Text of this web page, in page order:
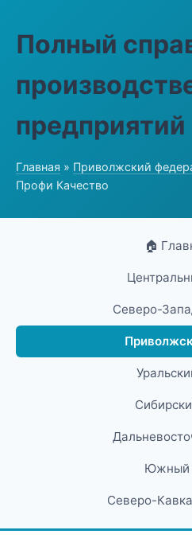
Полный
предприятий
Главная » Приволжский
Профи Качество
🏠
Северо-
Южный
Северо-